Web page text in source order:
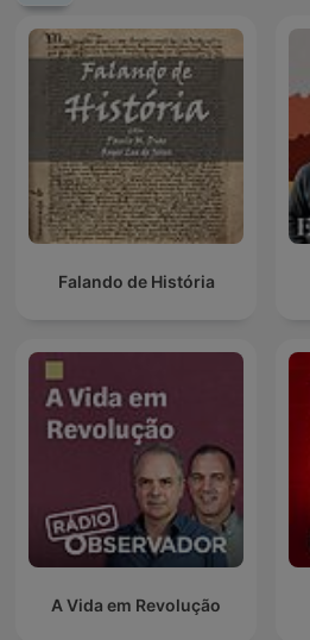
Falando de História
A Vida em Revolução